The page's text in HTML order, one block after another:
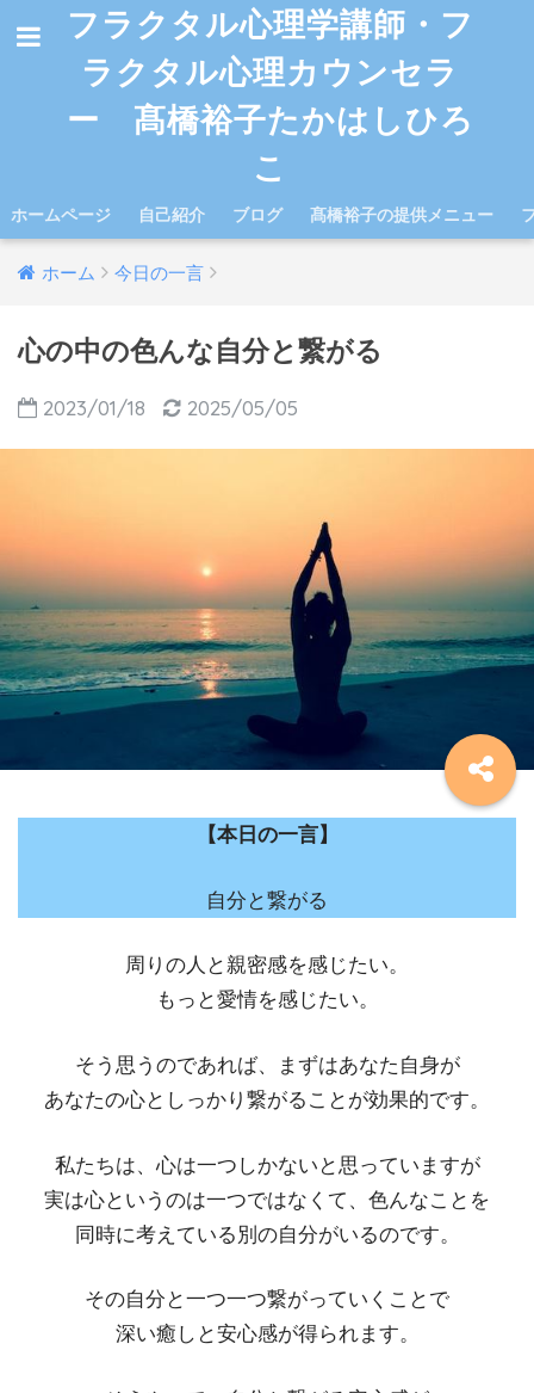
フラクタル心理学講師・フ
ラクタル心理カウンセラ
ー 髙橋裕子たかはしひろ
こ
ホームページ 自己紹介 ブログ 髙橋裕子の提供メニュー
ホーム 今日の一言
心の中の色んな自分と繋がる
2023/01/18 2025/05/05
【本日の一言】
自分と繋がる
周りの人と親密感を感じたい。
もっと愛情を感じたい。
そう思うのであれば、まずはあなた自身が
あなたの心としっかり繋がることが効果的です。
私たちは、心は一つしかないと思っていますが
実は心というのは一つではなくて、色んなことを
同時に考えている別の自分がいるのです。
その自分と一つ一つ繋がっていくことで
深い癒しと安心感が得られます。